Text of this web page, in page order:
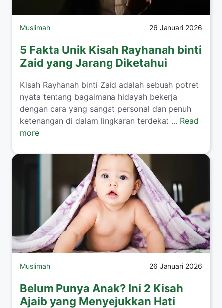
Muslimah 26 Januari 2026
5 Fakta Unik Kisah Rayhanah binti
Zaid yang Jarang Diketahui
​Kisah Rayhanah binti Zaid adalah sebuah potret
nyata tentang bagaimana hidayah bekerja
dengan cara yang sangat personal dan penuh
ketenangan di dalam lingkaran terdekat ... Read
more
Muslimah 26 Januari 2026
Belum Punya Anak? Ini 2 Kisah
Ajaib yang Menyejukkan Hati